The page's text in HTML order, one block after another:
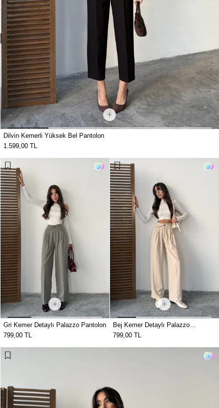
Dilvin Kemerli Yüksek Bel Pantolon
1.599,00 TL
Gri Kemer Detaylı Palazzo Pantolon
799,00 TL
Bej Kemer Detaylı Palazzo
Pantolon
799,00 TL